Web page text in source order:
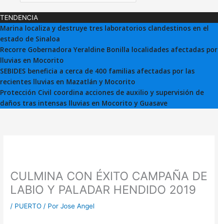
TENDENCIA
Marina localiza y destruye tres laboratorios clandestinos en el
estado de Sinaloa
Recorre Gobernadora Yeraldine Bonilla localidades afectadas por
lluvias en Mocorito
SEBIDES beneficia a cerca de 400 familias afectadas por las
recientes lluvias en Mazatlán y Mocorito
Protección Civil coordina acciones de auxilio y supervisión de
daños tras intensas lluvias en Mocorito y Guasave
CULMINA CON ÉXITO CAMPAÑA DE
LABIO Y PALADAR HENDIDO 2019
/ PUERTO / PorJose Angel